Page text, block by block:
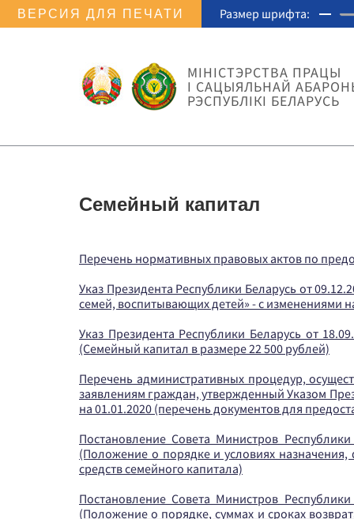
ВЕРСИЯ ДЛЯ ПЕЧАТИ Размер шрифта:
МIНIСТЭРСТВА ПРАЦЫ
I САЦЫЯЛЬНАЙ
РЭСПУБЛІКІ БЕЛАРУСЬ
Семейный капитал
Перечень нормативных правовых актов по
Указ Президента Республики Беларусь от
семей, воспитывающих детей» - с изменениями
Указ Президента Республики Беларусь от
(Семейный капитал в размере 22 500 рублей)
Перечень административных процедур,
заявлениям граждан, утвержденный Указом
на 01.01.2020 (перечень документов для
Постановление Совета Министров
(Положение о порядке и условиях
средств семейного капитала)
Постановление Совета Министров
(Положение о порядке, суммах и сроках